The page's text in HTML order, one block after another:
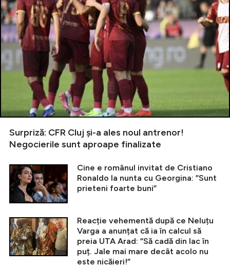
Surpriză: CFR Cluj și-a ales noul antrenor!
Negocierile sunt aproape finalizate
Cine e românul invitat de Cristiano
Ronaldo la nunta cu Georgina: ”Sunt
prieteni foarte buni”
Reacție vehementă după ce Neluțu
Varga a anunțat că ia în calcul să
preia UTA Arad: ”Să cadă din lac în
puț. Jale mai mare decât acolo nu
este nicăieri!”